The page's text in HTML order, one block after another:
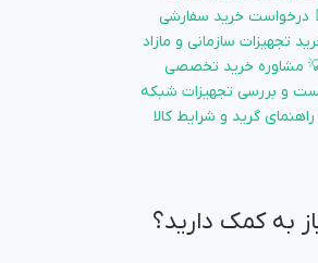
درخواست خرید سفارشی
تجهیزات سازمانی و مازاد
مشاوره خرید تخصصی
و بررسی تجهیزات شبکه
گرید و شرایط کالا
به کمک دارید؟